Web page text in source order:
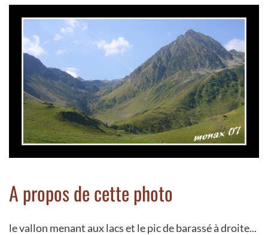
A propos de cette photo
le vallon menant aux lacs et le pic de barassé à droite...